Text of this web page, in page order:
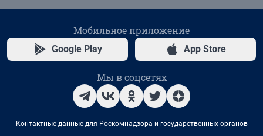
Мобильное приложение
Google Play App Store
Мы в соцсетях
Контактные данные для Роскомнадзора и государственных органов